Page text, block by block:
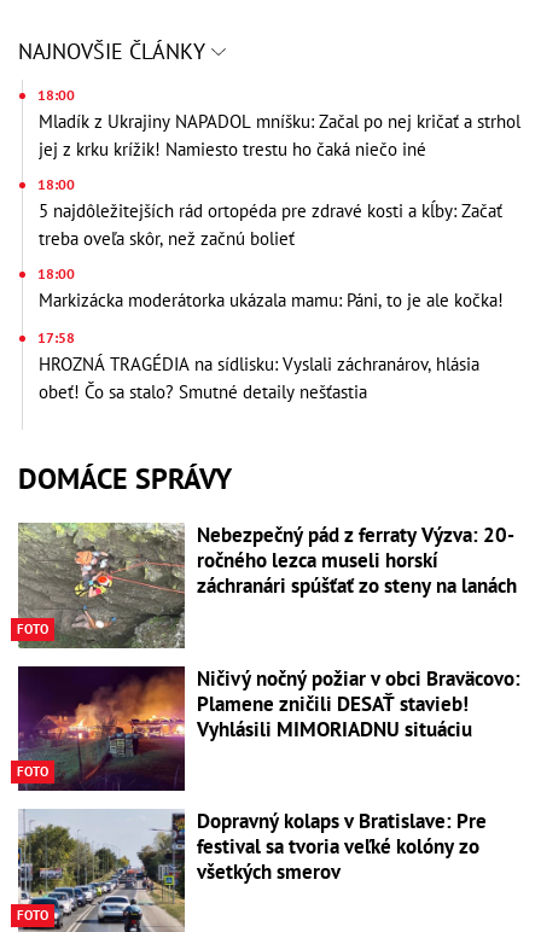
NAJNOVŠIE ČLÁNKY
18:00
Mladík z Ukrajiny NAPADOL mníšku: Začal po nej kričať a strhol
jej z krku krížik! Namiesto trestu ho čaká niečo iné
18:00
5 najdôležitejších rád ortopéda pre zdravé kosti a kĺby: Začať
treba oveľa skôr, než začnú bolieť
18:00
Markizácka moderátorka ukázala mamu: Páni, to je ale kočka!
17:58
HROZNÁ TRAGÉDIA na sídlisku: Vyslali záchranárov, hlásia
obeť! Čo sa stalo? Smutné detaily nešťastia
DOMÁCE SPRÁVY
FOTO
Nebezpečný pád z ferraty Výzva: 20-
ročného lezca museli horskí
záchranári spúšťať zo steny na lanách
FOTO
Ničivý nočný požiar v obci Braväcovo:
Plamene zničili DESAŤ stavieb!
Vyhlásili MIMORIADNU situáciu
FOTO
Dopravný kolaps v Bratislave: Pre
festival sa tvoria veľké kolóny zo
všetkých smerov